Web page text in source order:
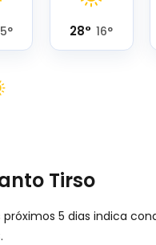
° 28° 16°
Tirso
5 dias indica
.